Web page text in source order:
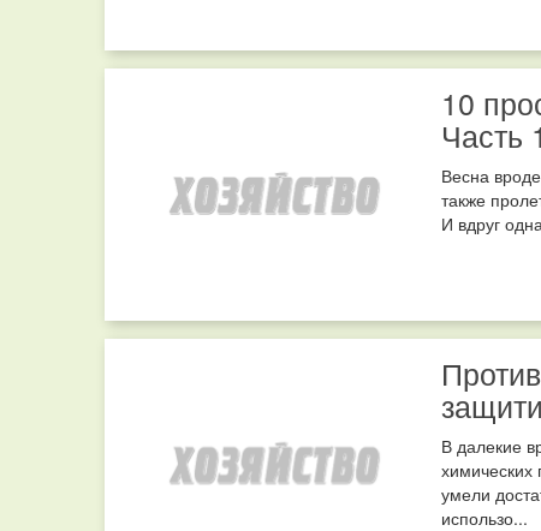
10
Часть 1
Весна
также
И вдруг
В далекие
химических
умели
использо...